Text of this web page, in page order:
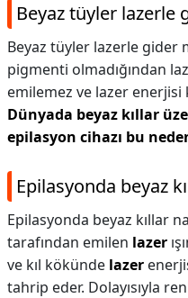
Beyaz tüyler lazerle
Beyaz tüyler lazerle gider
pigmenti olmadığından
emilemez ve lazer enerjisi
Dünyada beyaz kıllar
epilasyon cihazı bu
Epilasyonda beyaz
Epilasyonda beyaz kıllar
tarafından emilen lazer
ve kıl kökünde lazer
tahrip eder. Dolayısıyla